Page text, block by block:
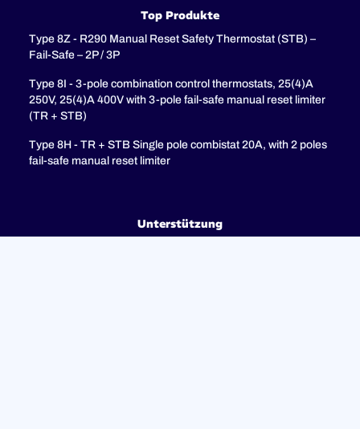
Top Produkte
Type 8Z - R290 Manual Reset Safety Thermostat (STB) –
Fail-Safe – 2P / 3P
Type 8I - 3-pole combination control thermostats, 25(4)A
250V, 25(4)A 400V with 3-pole fail-safe manual reset limiter
(TR + STB)
Type 8H - TR + STB Single pole combistat 20A, with 2 poles
fail-safe manual reset limiter
Unterstützung